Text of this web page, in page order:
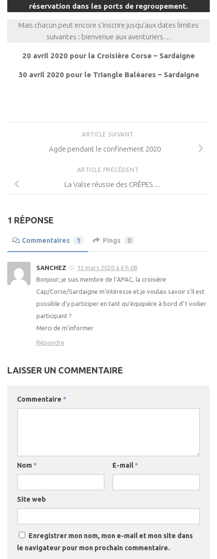
réservation dans les ports de regroupement.
Mais chacun peut encore s’inscrire jusqu’aux dates limites
suivantes : bienvenue aux aventuriers…
20 avril 2020 pour la Croisière Corse – Sardaigne
30 avril 2020 pour le Triangle Baléares – Sardaigne
ARTICLE SUIVANT
Agde pendant le confinement 2020
ARTICLE PRÉCÉDENT
La Valse réussie des CRÊPES…
1 RÉPONSE
Commentaires 1 Pings 0
SANCHEZ
12 mars 2020 à 6 h 08
Bonjour; je suis membre de l’APAC, la croisière
Cap/Corse/Sardaigne m’intéresse et je voulais savoir s’il est
possible d’y participer en tant qu’équipière à bord d’1 voilier
participant ?
Merci de m’informer
Répondre
LAISSER UN COMMENTAIRE
Commentaire *
Nom * E-mail*
Site web
Enregistrer mon nom, mon e-mail et mon site dans
le navigateur pour mon prochain commentaire.